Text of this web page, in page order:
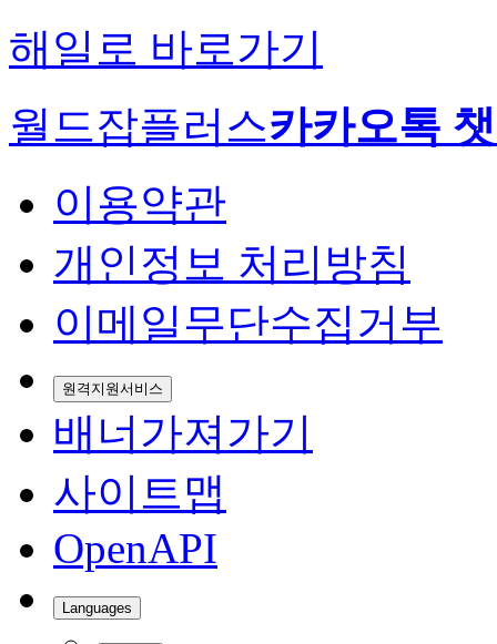
해일로 바로가기
월드잡플러스카카오톡
이용약관
개인정보 처리방침
이메일무단수집거부
원격지원서비스
배너가져가기
사이트맵
OpenAPI
Languages